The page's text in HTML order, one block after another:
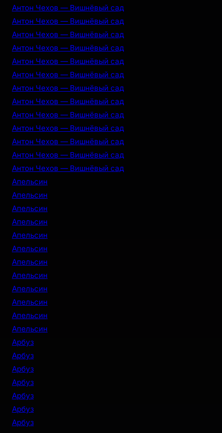
Антон Чехов — Вишнёвый сад
Антон Чехов — Вишнёвый сад
Антон Чехов — Вишнёвый сад
Антон Чехов — Вишнёвый сад
Антон Чехов — Вишнёвый сад
Антон Чехов — Вишнёвый сад
Антон Чехов — Вишнёвый сад
Антон Чехов — Вишнёвый сад
Антон Чехов — Вишнёвый сад
Антон Чехов — Вишнёвый сад
Антон Чехов — Вишнёвый сад
Антон Чехов — Вишнёвый сад
Антон Чехов — Вишнёвый сад
Апельсин
Апельсин
Апельсин
Апельсин
Апельсин
Апельсин
Апельсин
Апельсин
Апельсин
Апельсин
Апельсин
Апельсин
Арбуз
Арбуз
Арбуз
Арбуз
Арбуз
Арбуз
Арбуз